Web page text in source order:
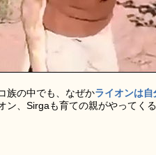
族の中でも、なぜかライオンは
ン、Sirgaも育ての親がやってく